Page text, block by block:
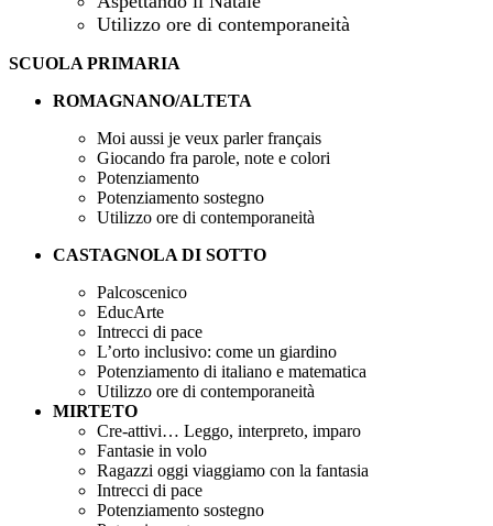
Utilizzo ore di contemporaneità
SCUOLA PRIMARIA
ROMAGNANO/ALTETA
Moi aussi je veux parler français
Giocando fra parole, note e colori
Potenziamento
Potenziamento sostegno
Utilizzo ore di contemporaneità
CASTAGNOLA DI SOTTO
Palcoscenico
EducArte
Intrecci di pace
L’orto inclusivo: come un giardino
Potenziamento di italiano e matematica
Utilizzo ore di contemporaneità
MIRTETO
Cre-attivi… Leggo, interpreto, imparo
Fantasie in volo
Ragazzi oggi viaggiamo con la fantasia
Intrecci di pace
Potenziamento sostegno